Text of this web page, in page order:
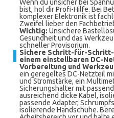
Wenn du unsicher bei
bist, hol dir Profi-Hilfe. Bei
komplexer Elektronik ist
Zweifel lieber den
Wichtig: Unsichere
Gesundheit und das
schneller Provisorium.
Sichere Schritt-für-
einem einstellbaren DC-
Vorbereitung und
ein geregeltes DC-Netzteil
und Stromstärke, ein
Sicherungshalter mit
ausreichend dicke Kabel,
passende Adapter,
isolierende Handschuhe.